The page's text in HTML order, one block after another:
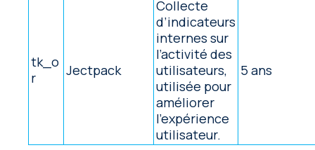
tk_o
r
Jectpack
Collecte
d’indicateurs
internes sur
l’activité des
utilisateurs,
utilisée pour
améliorer
l’expérience
utilisateur.
5 ans